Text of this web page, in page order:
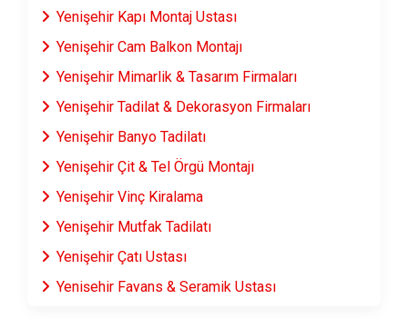
Yenişehir Kapı Montaj Ustası
Yenişehir Cam Balkon Montajı
Yenişehir Mimarlik & Tasarım Firmaları
Yenişehir Tadilat & Dekorasyon Firmaları
Yenişehir Banyo Tadilatı
Yenişehir Çit & Tel Örgü Montajı
Yenişehir Vinç Kiralama
Yenişehir Mutfak Tadilatı
Yenişehir Çatı Ustası
Yenişehir Fayans & Seramik Ustası